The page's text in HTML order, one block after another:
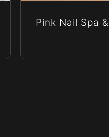
Pink Nail Spa &